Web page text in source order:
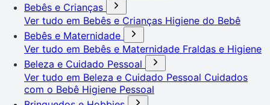
Bebês e Crianças
Ver tudo em Bebês e Crianças Higiene do Bebê
Bebês e Maternidade
Ver tudo em Bebês e Maternidade Fraldas e Higiene
Beleza e Cuidado Pessoal
Ver tudo em Beleza e Cuidado Pessoal Cuidados
com o Bebê Higiene Pessoal